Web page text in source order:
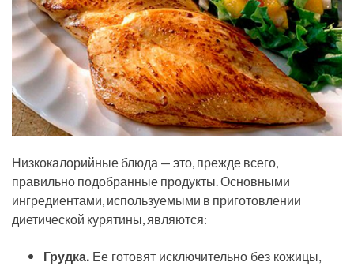
Низкокалорийные блюда — это, прежде всего,
правильно подобранные продукты. Основными
ингредиентами, используемыми в приготовлении
диетической курятины, являются:
Грудка. Ее готовят исключительно без кожицы,